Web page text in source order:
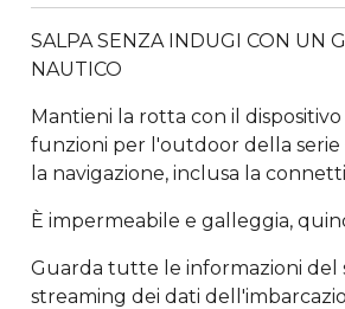
SALPA SENZA INDUGI CON UN
NAUTICO
Mantieni la rotta con il
funzioni per l'outdoor della
la navigazione, inclusa la
È impermeabile e galleggia,
Guarda tutte le informazioni del
streaming dei dati